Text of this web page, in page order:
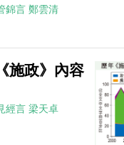
錦言 鄭雲清
施政》內容
經言 梁天卓